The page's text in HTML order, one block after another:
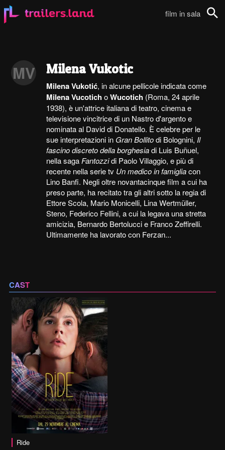
film in sala
MV Milena Vukotic
Milena Vukotić, in alcune pellicole indicata come
Milena VucotichoWucotich (Roma, 24 aprile
1938), è un'attrice italiana di teatro, cinema e
televisione vincitrice di un Nastro d'argento e
nominata al David di Donatello. È celebre per le
sue interpretazioni in Gran Bollitodi Bolognini, Il
fascino discreto della borghesiadi Luis Buñuel,
nella saga Fantozzidi Paolo Villaggio, e più di
recente nella serie tv Un medico in famigliacon
Lino Banfi. Negli oltre novantacinque film a cui ha
preso parte, ha recitato tra gli altri sotto la regia di
Ettore Scola, Mario Monicelli, Lina Wertmüller,
Steno, Federico Fellini, a cui la legava una stretta
amicizia, Bernardo Bertolucci e Franco Zeffirelli.
Ultimamente ha lavorato con Ferzan...
CAST
Ride